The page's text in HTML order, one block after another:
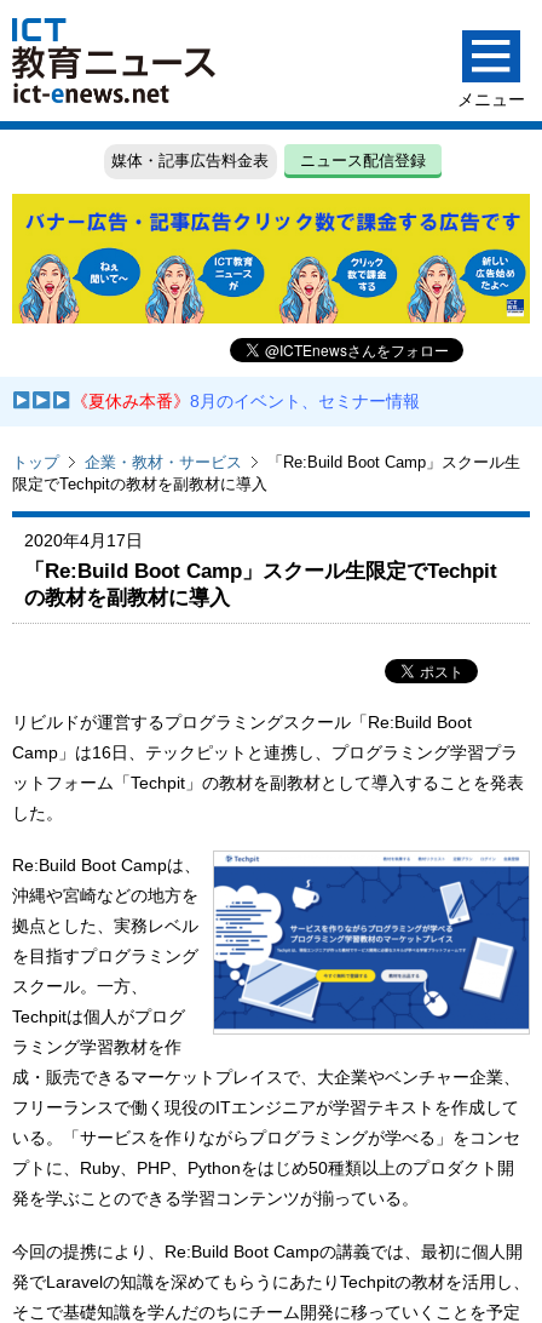
媒体・記事広告料金表 ニュース配信登録
《夏休み本番》8月のイベント、セミナー情報
トップ 企業・教材・サービス
「Re:Build Boot Camp」スクール生
限定でTechpitの教材を副教材に導入
2020年4月17日
「Re:Build Boot Camp」スクール生限定でTechpit
の教材を副教材に導入
リビルドが運営するプログラミングスクール「Re:Build Boot
Camp」は16日、テックピットと連携し、プログラミング学習プラ
ットフォーム「Techpit」の教材を副教材として導入することを発表
した。
Re:Build Boot Campは、
沖縄や宮崎などの地方を
拠点とした、実務レベル
を目指すプログラミング
スクール。一方、
Techpitは個人がプログ
ラミング学習教材を作
成・販売できるマーケットプレイスで、大企業やベンチャー企業、
フリーランスで働く現役のITエンジニアが学習テキストを作成して
いる。「サービスを作りながらプログラミングが学べる」をコンセ
プトに、Ruby、PHP、Pythonをはじめ50種類以上のプロダクト開
発を学ぶことのできる学習コンテンツが揃っている。
今回の提携により、Re:Build Boot Campの講義では、最初に個人開
発でLaravelの知識を深めてもらうにあたりTechpitの教材を活用し、
そこで基礎知識を学んだのちにチーム開発に移っていくことを予定